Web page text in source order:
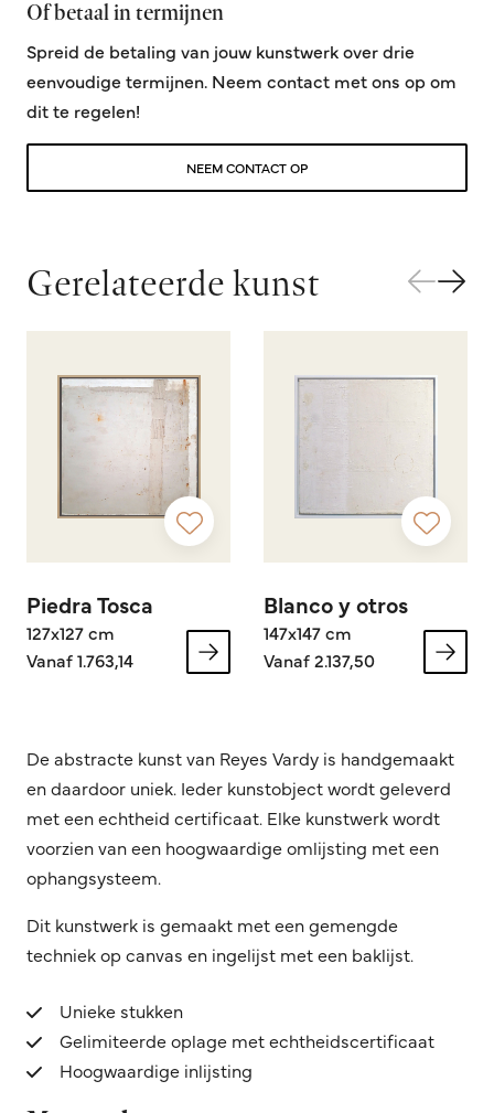
Of betaal in termijnen
Spreid de betaling van jouw kunstwerk over drie
eenvoudige termijnen. Neem contact met ons op om
dit te regelen!
NEEM CONTACT OP
Gerelateerde kunst
Piedra Tosca
127x127 cm
Vanaf 1.763,14
Blanco y otros
147x147 cm
Vanaf 2.137,50
De abstracte kunst van Reyes Vardy is handgemaakt
en daardoor uniek. Ieder kunstobject wordt geleverd
met een echtheid certificaat. Elke kunstwerk wordt
voorzien van een hoogwaardige omlijsting met een
ophangsysteem.
Dit kunstwerk is gemaakt met een gemengde
techniek op canvas en ingelijst met een baklijst.
Unieke stukken
Gelimiteerde oplage met echtheidscertificaat
Hoogwaardige inlijsting